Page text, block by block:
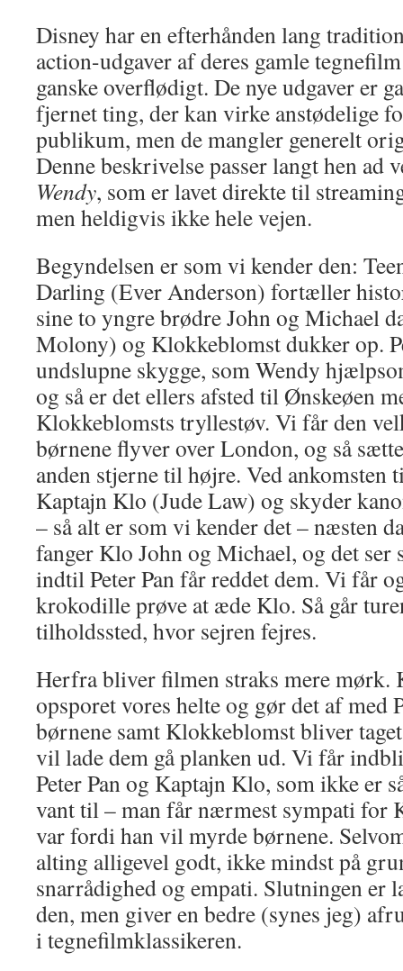
Disney har en efterhånden lang
action-udgaver af deres gamle
ganske overflødigt. De nye udgaver er
fjernet ting, der kan virke anstødelige
publikum, men de mangler generelt
Denne beskrivelse passer langt hen ad
Wendy, som er lavet direkte til
men heldigvis ikke hele vejen.
Begyndelsen er som vi kender den:
Darling (Ever Anderson) fortæller
sine to yngre brødre John og Michael
Molony) og Klokkeblomst dukker op.
undslupne skygge, som Wendy
og så er det ellers afsted til Ønskeøen
Klokkeblomsts tryllestøv. Vi får den
børnene flyver over London, og så
anden stjerne til højre. Ved ankomsten
Kaptajn Klo (Jude Law) og skyder
– så alt er som vi kender det – næsten
fanger Klo John og Michael, og det ser
indtil Peter Pan får reddet dem. Vi får
krokodille prøve at æde Klo. Så går
tilholdssted, hvor sejren fejres.
Herfra bliver filmen straks mere mørk.
opsporet vores helte og gør det af med
børnene samt Klokkeblomst bliver
vil lade dem gå planken ud. Vi får
Peter Pan og Kaptajn Klo, som ikke er
vant til – man får nærmest sympati for
var fordi han vil myrde børnene.
alting alligevel godt, ikke mindst på
snarrådighed og empati. Slutningen er
den, men giver en bedre (synes jeg)
i tegnefilmklassikeren.